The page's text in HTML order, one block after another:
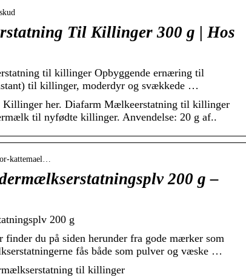
Til Killinger 300 g | Hos
til killinger Opbyggende ernæring til
til killinger, moderdyr og svækkede …
her. Diafarm Mælkeerstatning til killinger
til nyfødte killinger. Anvendelse: 20 g af..
kattemael…
200 g –
200 g
du på siden herunder fra gode mærker som
fås både som pulver og væske …
til killinger